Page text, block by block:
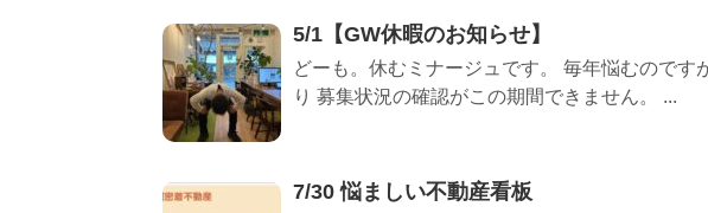
5/1【GW休暇のお知らせ】
どーも。休むミナージュです。 毎年悩むのです
り 募集状況の確認がこの期間できません。 ...
7/30 悩ましい不動産看板